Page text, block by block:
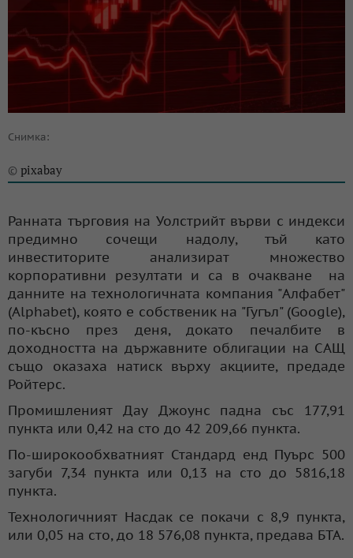
Снимка:
© pixabay
Ранната търговия на Уолстрийт върви с индекси
предимно сочещи надолу, тъй като
инвеститорите анализират множество
корпоративни резултати и са в очакване на
данните на технологичната компания "Алфабет"
(Alphabet), която е собственик на "Гугъл" (Google),
по-късно през деня, докато печалбите в
доходността на държавните облигации на САЩ
също оказаха натиск върху акциите, предаде
Ройтерс.
Промишленият Дау Джоунс падна със 177,91
пункта или 0,42 на сто до 42 209,66 пункта.
По-широкообхватният Стандард енд Пуърс 500
загуби 7,34 пункта или 0,13 на сто до 5816,18
пункта.
Технологичният Насдак се покачи с 8,9 пункта,
или 0,05 на сто, до 18 576,08 пункта, предава БТА.